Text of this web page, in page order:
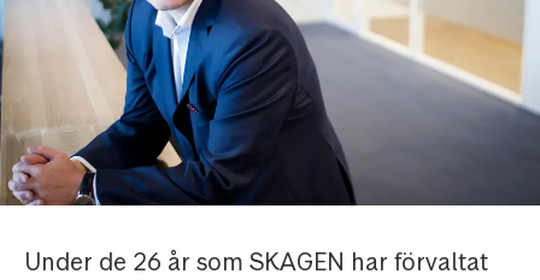
Under de 26 år som SKAGEN har förvaltat